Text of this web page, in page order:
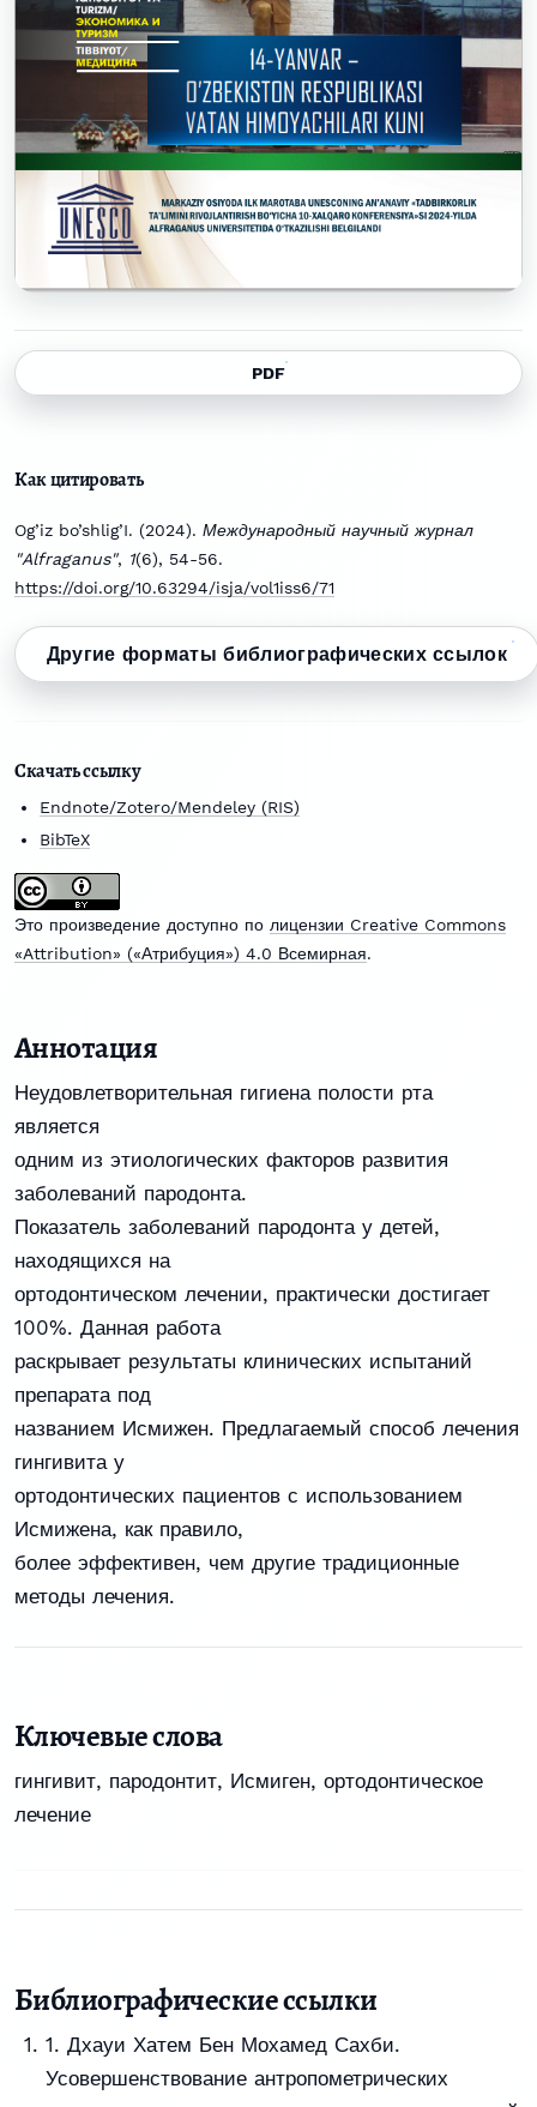
PDF
Как цитировать
Og’iz bo’shlig’I. (2024). Международный научный журнал
"Alfraganus", 1(6), 54-56.
https://doi.org/10.63294/isja/vol1iss6/71
Другие форматы библиографических ссылок
Скачать ссылку
Endnote/Zotero/Mendeley (RIS)
BibTeX
Это произведение доступно по лицензии Creative Commons
«Attribution» («Атрибуция») 4.0 Всемирная.
Аннотация
Неудовлетворительная гигиена полости рта
является
одним из этиологических факторов развития
заболеваний пародонта.
Показатель заболеваний пародонта у детей,
находящихся на
ортодонтическом лечении, практически достигает
100%. Данная работа
раскрывает результаты клинических испытаний
препарата под
названием Исмижен. Предлагаемый способ лечения
гингивита у
ортодонтических пациентов с использованием
Исмижена, как правило,
более эффективен, чем другие традиционные
методы лечения.
Ключевые слова
гингивит, пародонтит, Исмиген, ортодонтическое
лечение
Библиографические ссылки
1. Дхауи Хатем Бен Мохамед Сахби.
Усовершенствование антропометрических